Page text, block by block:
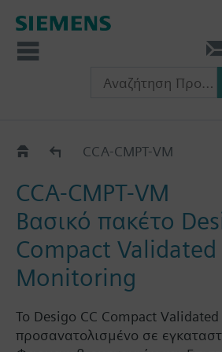
Desigo CC Compact για
CCA-CMPT-VM
CCA-CMPT-VM
Βασικό πακέτο
Compact Validated
Monitoring
Το Desigo CC Compact
προσανατολισμένο σε